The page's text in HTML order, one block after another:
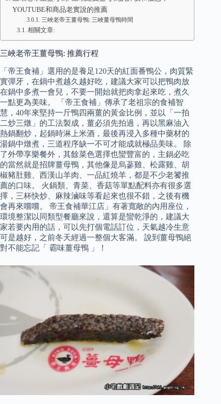
YOUTUBE和商品老實說的推薦
三峽老帝王薑母鴨: 三峽薑母鴨時間
相關文章:
三峽老帝王薑母鴨: 推薦行程
「帝王食補」選用的是養足120天的紅面番鴨公，肉質緊
實彈牙，在鍋中煮越久越好吃，建議大家可以把鴨肉放
在鍋中多煮一會兒，不要一開始就把肉拿起來吃，煮久
一點更為美味。 「帝王食補」傳承了老祖宗的食補智
慧，40年來堅持一斤鴨四兩薑的黃金比例，並以「一拍
二炒三燉」的工法製成，薑必須先拍過，再以黑麻油入
熱鍋翻炒，起鍋時淋上米酒，最後再浸入多種中藥材的
湯鍋中燉煮，三道程序缺一不可才能成就極品美味。 除
了外帶享樂餐外，其餘菜色選擇也蠻豐富的，主鍋必吃
的當然就是招牌薑母鴨，其他像是烏蔘雞、松露雞、胡
椒豬肚雞、西漢山羊肉、一品紅燒羊，都是不少老饕推
薦的口味。 火鍋類、青菜、香菇等單點配料亦有很多選
擇，三杯快炒、麻辣滷味等看起來也很不錯，之後有機
會再來嚐嚐。 帝王食補華江店」有著寬敞的內用座位，
環境整潔以同類型餐廳來說，還算是蠻乾淨的，建議大
家若要內用的話，可以先打個電話訂位，天氣越冷生意
可是越好，之前冬天經過一整個大客滿。 說到薑母鴨絕
對不能忘記「 霸味薑母鴨 」！